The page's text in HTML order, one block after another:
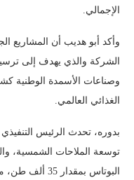
الإجمالي.
وأكد أبو هديب أن المشاريع
الشركة والذي يهدف إلى
وصناعات الأسمدة الوطنية
الغذائي العالمي.
بدوره، تحدث الرئيس
توسعة الملاحات الشمسية،
البوتاس